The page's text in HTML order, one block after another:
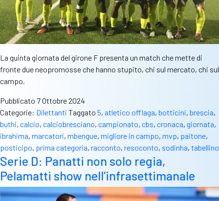
La quinta giornata del girone F presenta un match che mette di
fronte due neopromosse che hanno stupito, chi sul mercato, chi sul
campo.
Pubblicato 7 Ottobre 2024
Categorie: Dilettanti Taggato 5, atletico offlaga, botticini, brescia,
buthi, calcio, calciobresciano, campionato, cbs, cronaca, giornata,
ibrahima, marcatori, mbengue, migliore in campo, mvp, paitone,
posticipo, prima categoria, racconto, resoconto, sodinha, tabellino
Serie D: Panatti non solo regia,
Pelamatti show nell’infrasettimanale